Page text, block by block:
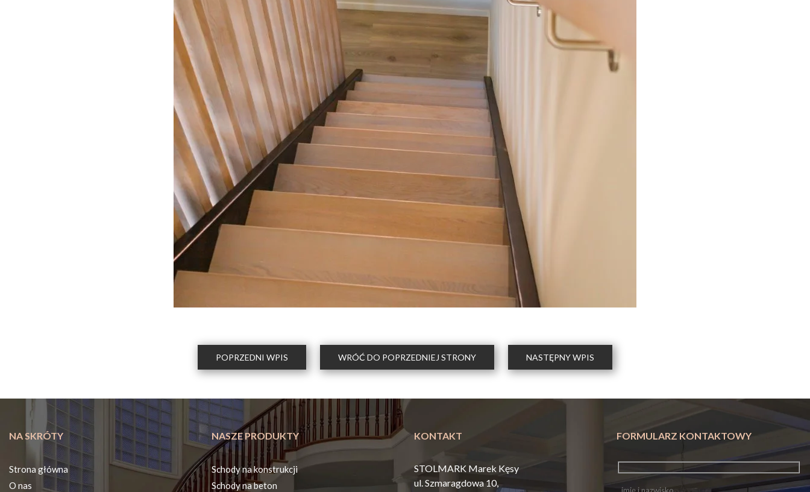
POPRZEDNI WPIS WRÓĆ DO POPRZEDNIEJ STRONY NASTĘPNY WPIS
NA SKRÓTY
Strona główna
O nas
NASZE PRODUKTY
Schody na konstrukcji
Schody na beton
KONTAKT
STOLMARK Marek Kęsy
ul. Szmaragdowa 10,
FORMULARZ KONTAKTOWY